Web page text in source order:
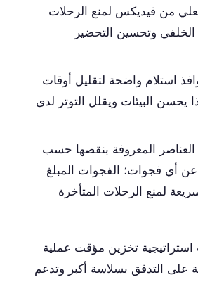
من فيديكس لمنع الرحلات
الخلفي وتحسين التحضير
استلام واضحة لتقليل أوقات
يحسن البيئات ويقلل التوتر لدى
المعروفة بنقصها حسب
عن أي فجوات؛ الفجوات المبلغ
لمنع الرحلات المتأخرة
تخزين مؤقت عملية
على التدفق بسلاسة أكبر وتدعم